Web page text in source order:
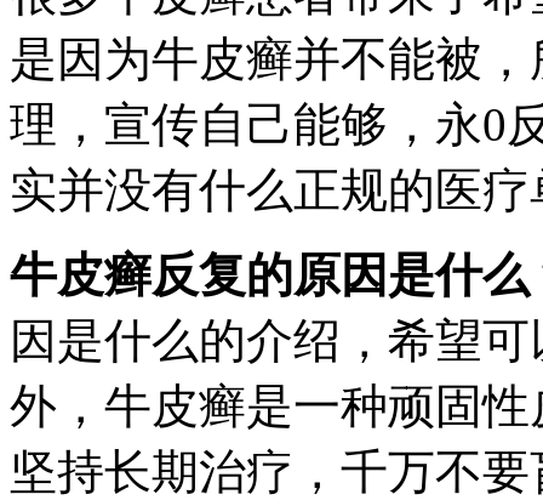
是因为牛皮癣并不能被
理，宣传自己能够，永0
实并没有什么正规的医
牛皮癣反复的原因是什么
因是什么的介绍，希望
外，牛皮癣是一种顽固
坚持长期治疗，千万不